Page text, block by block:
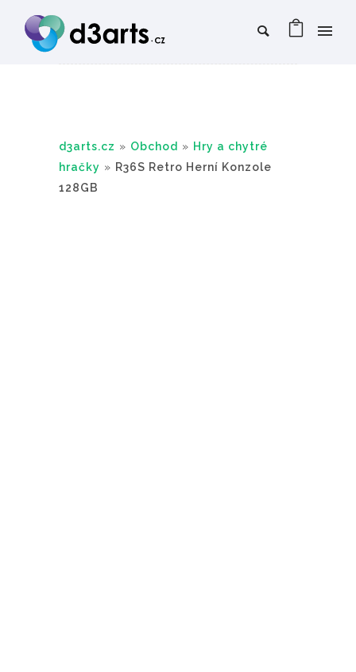
d3arts.cz » Obchod » Hry a chytré
hračky » R36S Retro Herní Konzole
128GB